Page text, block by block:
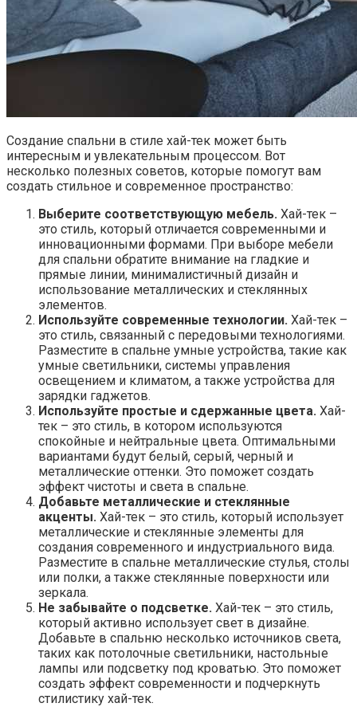
Создание спальни в стиле хай-тек может быть
интересным и увлекательным процессом. Вот
несколько полезных советов, которые помогут вам
создать стильное и современное пространство:
Выберите соответствующую мебель. Хай-тек –
это стиль, который отличается современными и
инновационными формами. При выборе мебели
для спальни обратите внимание на гладкие и
прямые линии, минималистичный дизайн и
использование металлических и стеклянных
элементов.
Используйте современные технологии. Хай-тек –
это стиль, связанный с передовыми технологиями.
Разместите в спальне умные устройства, такие как
умные светильники, системы управления
освещением и климатом, а также устройства для
зарядки гаджетов.
Используйте простые и сдержанные цвета. Хай-
тек – это стиль, в котором используются
спокойные и нейтральные цвета. Оптимальными
вариантами будут белый, серый, черный и
металлические оттенки. Это поможет создать
эффект чистоты и света в спальне.
Добавьте металлические и стеклянные
акценты. Хай-тек – это стиль, который использует
металлические и стеклянные элементы для
создания современного и индустриального вида.
Разместите в спальне металлические стулья, столы
или полки, а также стеклянные поверхности или
зеркала.
Не забывайте о подсветке. Хай-тек – это стиль,
который активно использует свет в дизайне.
Добавьте в спальню несколько источников света,
таких как потолочные светильники, настольные
лампы или подсветку под кроватью. Это поможет
создать эффект современности и подчеркнуть
стилистику хай-тек.